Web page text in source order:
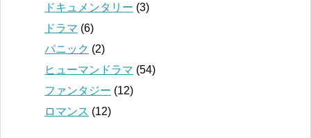
ドキュメンタリー (3)
ドラマ (6)
パニック (2)
ヒューマンドラマ (54)
ファンタジー (12)
ロマンス (12)